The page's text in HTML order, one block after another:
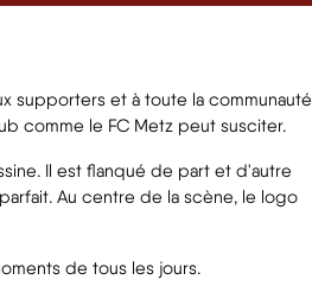
supporters et à toute la communauté
comme le FC Metz peut susciter.
Il est flanqué de part et d'autre
Au centre de la scène, le logo
de tous les jours.